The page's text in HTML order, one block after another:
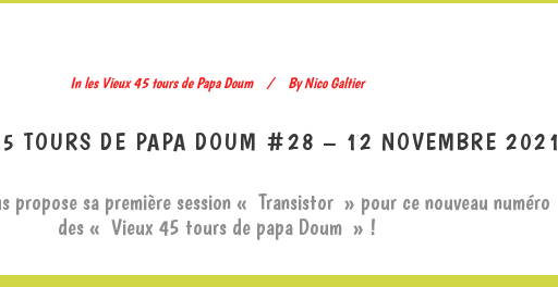
In les Vieux 45 tours de Papa Doum By Nico Galtier
TOURS DE PAPA DOUM #28 – 12 NOVEMBRE 2021
propose sa première session « Transistor » pour ce nouveau numéro
des « Vieux 45 tours de papa Doum » !